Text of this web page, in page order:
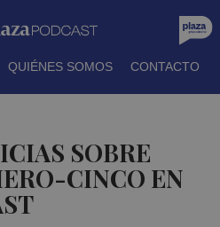
QUIÉNES SOMOS CONTACTO
SOBRE
CINCO EN